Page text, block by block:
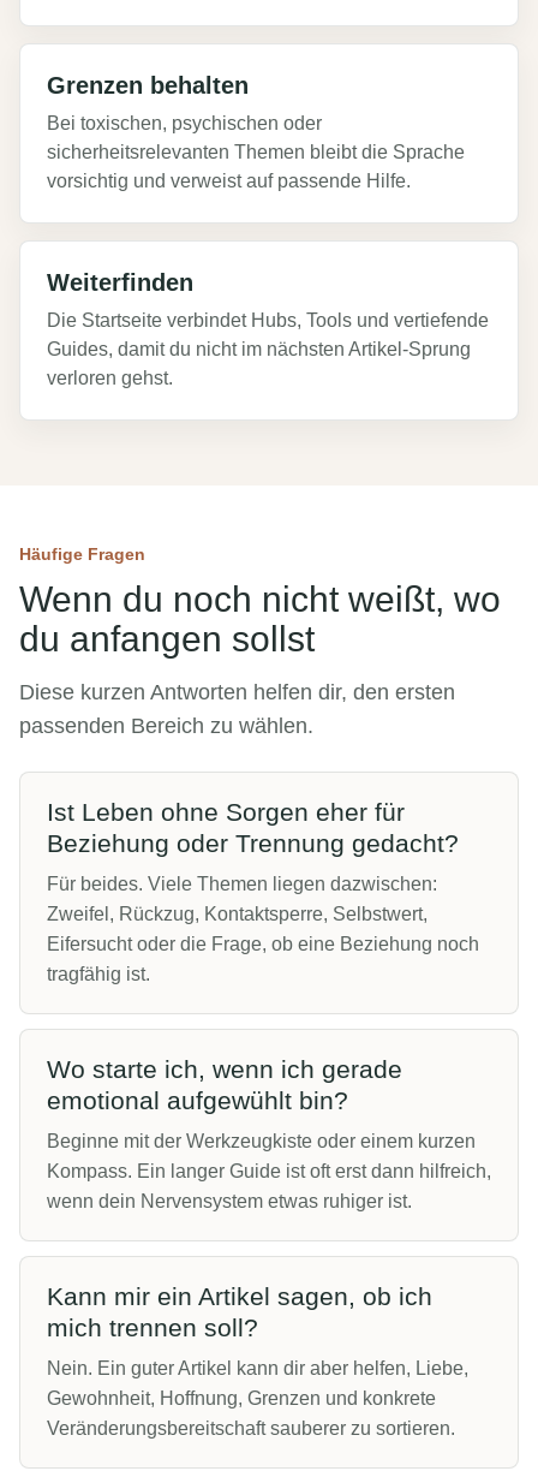
Grenzen behalten
Bei toxischen, psychischen oder
sicherheitsrelevanten Themen bleibt die Sprache
vorsichtig und verweist auf passende Hilfe.
Weiterfinden
Die Startseite verbindet Hubs, Tools und vertiefende
Guides, damit du nicht im nächsten Artikel-Sprung
verloren gehst.
Häufige Fragen
Wenn du noch nicht weißt, wo
du anfangen sollst
Diese kurzen Antworten helfen dir, den ersten
passenden Bereich zu wählen.
Ist Leben ohne Sorgen eher für
Beziehung oder Trennung gedacht?
Für beides. Viele Themen liegen dazwischen:
Zweifel, Rückzug, Kontaktsperre, Selbstwert,
Eifersucht oder die Frage, ob eine Beziehung noch
tragfähig ist.
Wo starte ich, wenn ich gerade
emotional aufgewühlt bin?
Beginne mit der Werkzeugkiste oder einem kurzen
Kompass. Ein langer Guide ist oft erst dann hilfreich,
wenn dein Nervensystem etwas ruhiger ist.
Kann mir ein Artikel sagen, ob ich
mich trennen soll?
Nein. Ein guter Artikel kann dir aber helfen, Liebe,
Gewohnheit, Hoffnung, Grenzen und konkrete
Veränderungsbereitschaft sauberer zu sortieren.